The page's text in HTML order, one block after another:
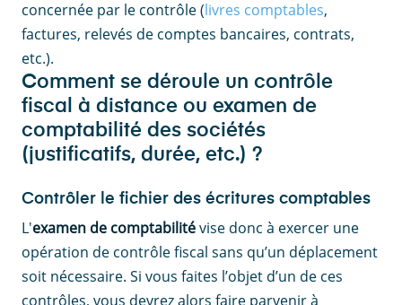
concernée par le contrôle (livres comptables,
factures, relevés de comptes bancaires, contrats,
etc.).
Comment se déroule un contrôle
fiscal à distance ou examen de
comptabilité des sociétés
(justificatifs, durée, etc.) ?
Contrôler le fichier des écritures comptables
L'examen de comptabilitévise donc à exercer une
opération de contrôle fiscal sans qu’un déplacement
soit nécessaire. Si vous faites l’objet d’un de ces
contrôles, vous devrez alors faire parvenir à